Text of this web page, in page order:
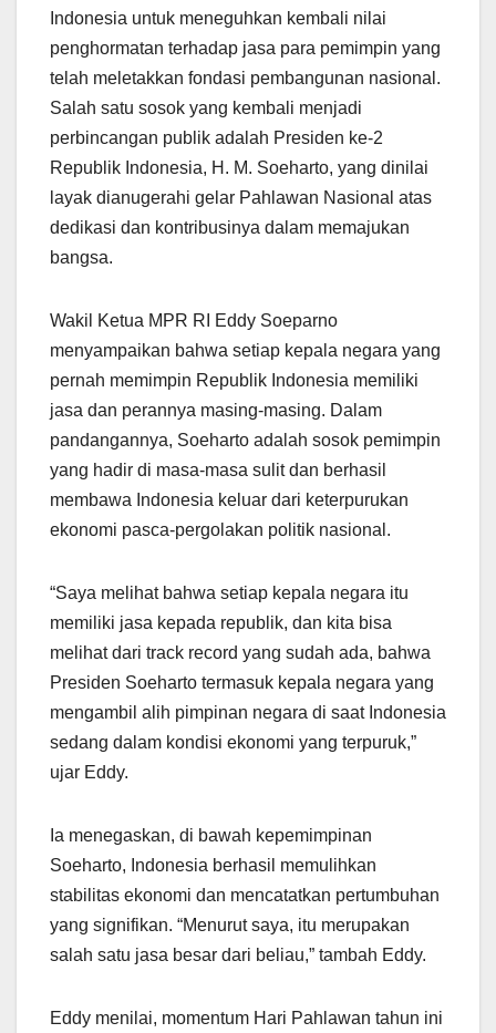
Indonesia untuk meneguhkan kembali nilai
penghormatan terhadap jasa para pemimpin yang
telah meletakkan fondasi pembangunan nasional.
Salah satu sosok yang kembali menjadi
perbincangan publik adalah Presiden ke-2
Republik Indonesia, H. M. Soeharto, yang dinilai
layak dianugerahi gelar Pahlawan Nasional atas
dedikasi dan kontribusinya dalam memajukan
bangsa.
Wakil Ketua MPR RI Eddy Soeparno
menyampaikan bahwa setiap kepala negara yang
pernah memimpin Republik Indonesia memiliki
jasa dan perannya masing-masing. Dalam
pandangannya, Soeharto adalah sosok pemimpin
yang hadir di masa-masa sulit dan berhasil
membawa Indonesia keluar dari keterpurukan
ekonomi pasca-pergolakan politik nasional.
“Saya melihat bahwa setiap kepala negara itu
memiliki jasa kepada republik, dan kita bisa
melihat dari track record yang sudah ada, bahwa
Presiden Soeharto termasuk kepala negara yang
mengambil alih pimpinan negara di saat Indonesia
sedang dalam kondisi ekonomi yang terpuruk,”
ujar Eddy.
Ia menegaskan, di bawah kepemimpinan
Soeharto, Indonesia berhasil memulihkan
stabilitas ekonomi dan mencatatkan pertumbuhan
yang signifikan. “Menurut saya, itu merupakan
salah satu jasa besar dari beliau,” tambah Eddy.
Eddy menilai, momentum Hari Pahlawan tahun ini